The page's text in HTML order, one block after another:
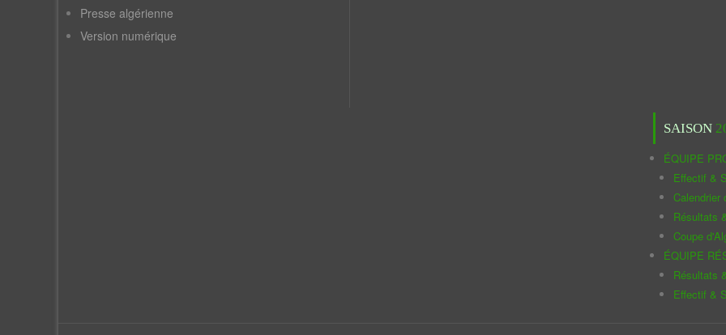
Presse algérienne
Version numérique
SAISON
ÉQUIPE
Effectif &
Calendrier
Résultats
Coupe
ÉQUIPE
Résultats
Effectif &